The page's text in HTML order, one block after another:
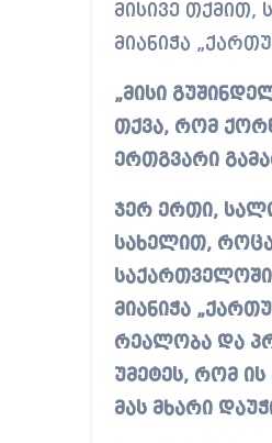
მისივე თქმით,
მიანიჭა
„მისი
თქვა, რომ
ერთგვარი
ჯერ ერთი,
სახელით, როცა
საქართველოში
მიანიჭა
რეალობა და
უმეტეს, რომ
მას მხარი